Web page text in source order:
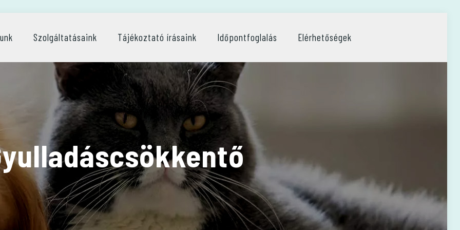
Szolgáltatásaink Tájékoztató írásaink Időpontfoglalás Elérhetőségek